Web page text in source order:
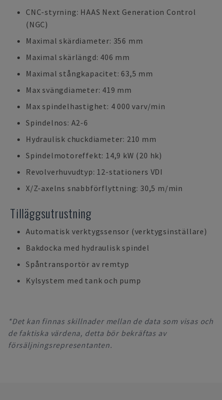
CNC-styrning: HAAS Next Generation Control
(NGC)
Maximal skärdiameter: 356 mm
Maximal skärlängd: 406 mm
Maximal stångkapacitet: 63,5 mm
Max svängdiameter: 419 mm
Max spindelhastighet: 4 000 varv/min
Spindelnos: A2-6
Hydraulisk chuckdiameter: 210 mm
Spindelmotoreffekt: 14,9 kW (20 hk)
Revolverhuvudtyp: 12-stationers VDI
X/Z-axelns snabbförflyttning: 30,5 m/min
Tilläggsutrustning
Automatisk verktygssensor (verktygsinställare)
Bakdocka med hydraulisk spindel
Spåntransportör av remtyp
Kylsystem med tank och pump
*Det kan finnas skillnader mellan de data som visas och
de faktiska värdena, detta bör bekräftas av
försäljningsrepresentanten.